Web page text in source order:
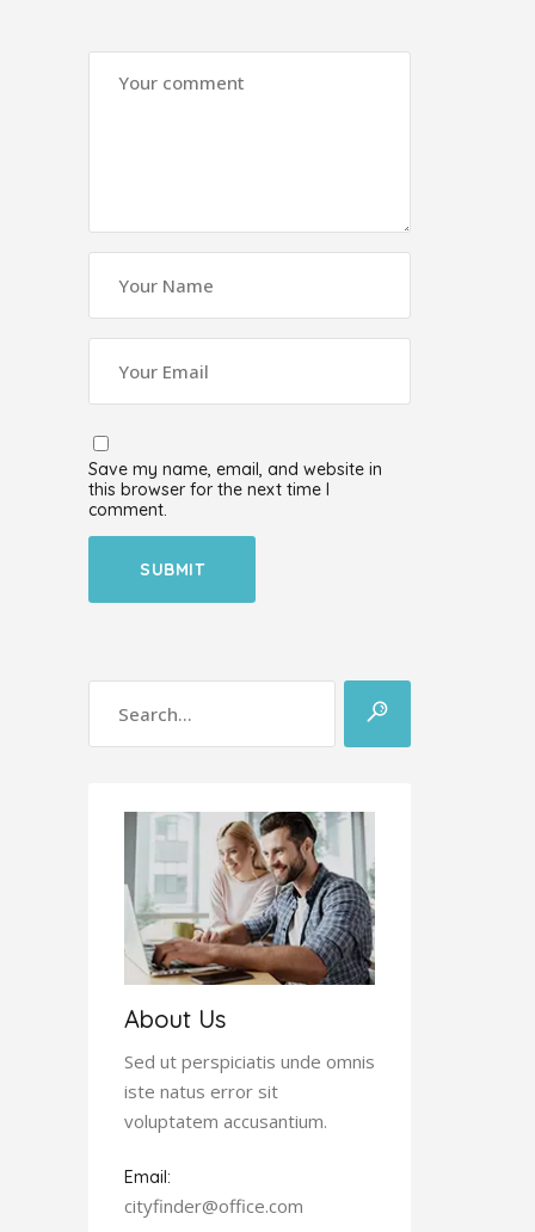
Save my name, email, and website in
this browser for the next time I
comment.
About Us
Sed ut perspiciatis unde omnis
iste natus error sit
voluptatem accusantium.
Email:
cityfinder@office.com